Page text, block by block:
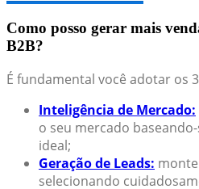
Como posso gerar mais
B2B?
É fundamental você adotar os
Inteligência de Mercado:
o seu mercado
ideal;
Geração de Leads:
selecionando